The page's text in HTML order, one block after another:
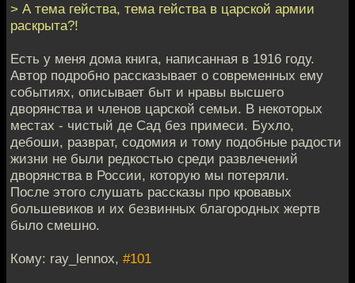
> А тема гейства, тема гейства в царской армии
раскрыта?!
Есть у меня дома книга, написанная в 1916 году.
Автор подробно рассказывает о современных ему
событиях, описывает быт и нравы высшего
дворянства и членов царской семьи. В некоторых
местах - чистый де Сад без примеси. Бухло,
дебоши, разврат, содомия и тому подобные радости
жизни не были редкостью среди развлечений
дворянства в России, которую мы потеряли.
После этого слушать рассказы про кровавых
большевиков и их безвинных благородных жертв
было смешно.
Кому: ray_lennox, #101